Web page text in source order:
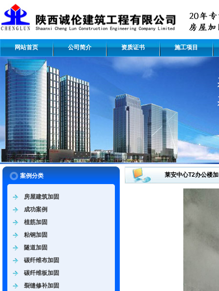
网站首页 公司简介 资质证书 施工项目
案例分类
房屋建筑加固
成功案例
植筋加固
粘钢加固
隧道加固
碳纤维布加固
碳纤维板加固
裂缝修补加固
莱安中心T2办公楼